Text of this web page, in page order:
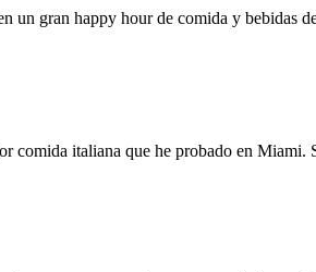
gran happy hour de comida y bebidas
comida italiana que he probado en